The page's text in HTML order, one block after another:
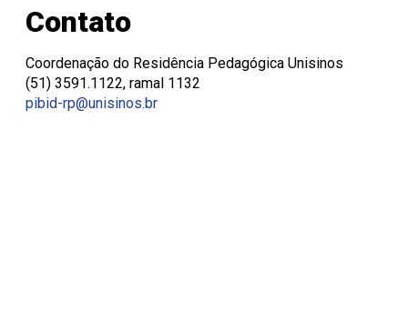
Contato
Coordenação do Residência Pedagógica Unisinos
(51) 3591.1122, ramal 1132
pibid-rp@unisinos.br